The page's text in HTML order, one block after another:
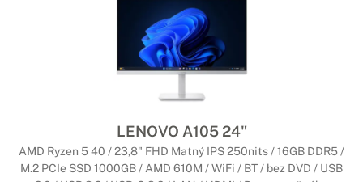
LENOVO A105 24"
AMD Ryzen 5 40 / 23,8" FHD Matný IPS 250nits / 16GB DDR5 /
M.2 PCIe SSD 1000GB / AMD 610M / WiFi / BT / bez DVD / USB